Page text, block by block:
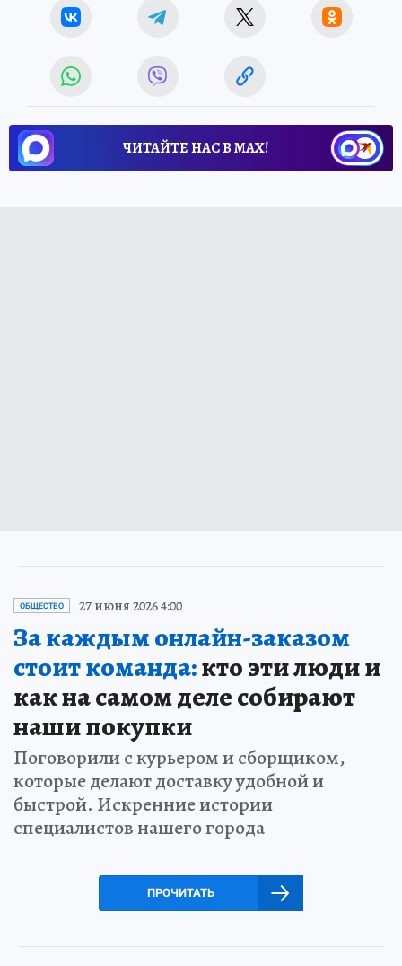
ЧИТАЙТЕ НАС В МАХ!
ОБЩЕСТВО 27 июня 2026 4:00
За каждым онлайн-заказом
стоит команда:кто эти люди и
как на самом деле собирают
наши покупки
Поговорили с курьером и сборщиком,
которые делают доставку удобной и
быстрой. Искренние истории
специалистов нашего города
ПРОЧИТАТЬ